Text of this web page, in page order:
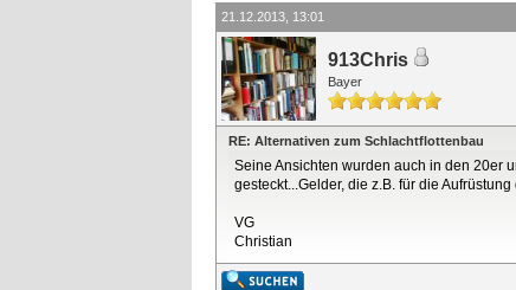
21.12.2013, 13:01
913Chris
Bayer
RE: Alternativen zum Schlachtflottenbau
Seine Ansichten wurden auch in den 20er
gesteckt...Gelder, die z.B. für die
VG
Christian